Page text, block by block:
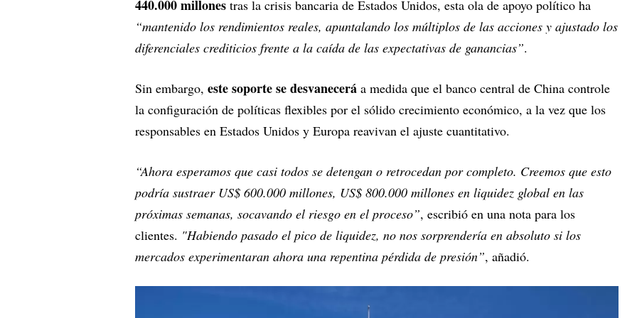
440.000 millones tras la crisis bancaria de Estados Unidos, esta ola de apoyo político ha
“mantenido los rendimientos reales, apuntalando los múltiplos de las acciones y ajustado los
diferenciales crediticios frente a la caída de las expectativas de ganancias”.
Sin embargo, este soporte se desvanecerá a medida que el banco central de China controle
la configuración de políticas flexibles por el sólido crecimiento económico, a la vez que los
responsables en Estados Unidos y Europa reavivan el ajuste cuantitativo.
“Ahora esperamos que casi todos se detengan o retrocedan por completo. Creemos que esto
podría sustraer US$ 600.000 millones, US$ 800.000 millones en liquidez global en las
próximas semanas, socavando el riesgo en el proceso”, escribió en una nota para los
clientes. "Habiendo pasado el pico de liquidez, no nos sorprendería en absoluto si los
mercados experimentaran ahora una repentina pérdida de presión”, añadió.